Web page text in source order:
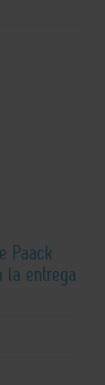
Paack
la entrega